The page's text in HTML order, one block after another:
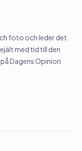
foto och leder det
med tid till den
Dagens Opinion